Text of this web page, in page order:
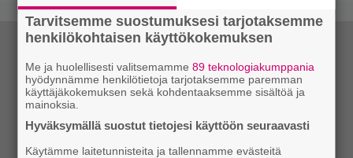
Tarvitsemme suostumuksesi tarjotaksemme
henkilökohtaisen käyttökokemuksen
Me ja huolellisesti valitsemamme89 teknologiakumppania
hyödynnämme henkilötietoja tarjotaksemme paremman
käyttäjäkokemuksen sekä kohdentaaksemme sisältöä ja
mainoksia.
Hyväksymällä suostut tietojesi käyttöön seuraavasti
Käytämme laitetunnisteita ja tallennamme evästeitä